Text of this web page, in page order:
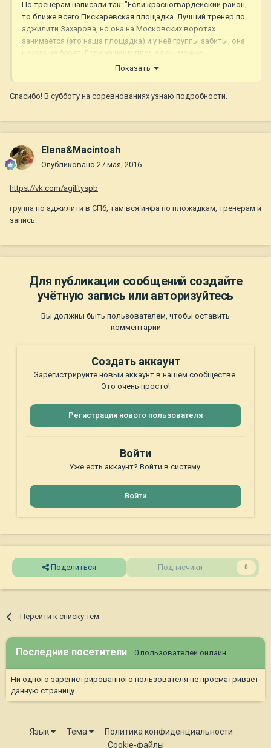
По тренерам написали так: "Если красногвардейский район,
то ближе всего Пискаревская площадка. Лучший тренер по
аджилити Захарова, но она на Московских воротах
занимается (это наша площадка) и у неё группы забиты, она
никого не берет. Если на нашу площадку - можно
попробовать к Любе Шинкаревич в группу записаться"
https://vk.com/topic-35718640_28737649"
Показать
Спасибо! В субботу на соревнованиях узнаю подробности.
Elena&Macintosh
Опубликовано 27 мая, 2016
https://vk.com/agilityspb
группа по аджилити в СПб, там вся инфа по пложадкам, тренерам и
запись.
Для публикации сообщений создайте
учётную запись или авторизуйтесь
Вы должны быть пользователем, чтобы оставить
комментарий
Создать аккаунт
Зарегистрируйте новый аккаунт в нашем сообществе.
Это очень просто!
Регистрация нового пользователя
Войти
Уже есть аккаунт? Войти в систему.
Войти
Поделиться Подписчики 0
Перейти к списку тем
Последние посетители 0 пользователей онлайн
Ни одного зарегистрированного пользователя не просматривает
данную страницу
Язык Тема
Политика конфиденциальности
Cookie-файлы